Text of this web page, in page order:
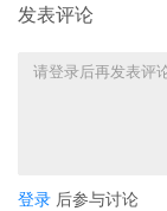
发表评论
登录 后参与讨论